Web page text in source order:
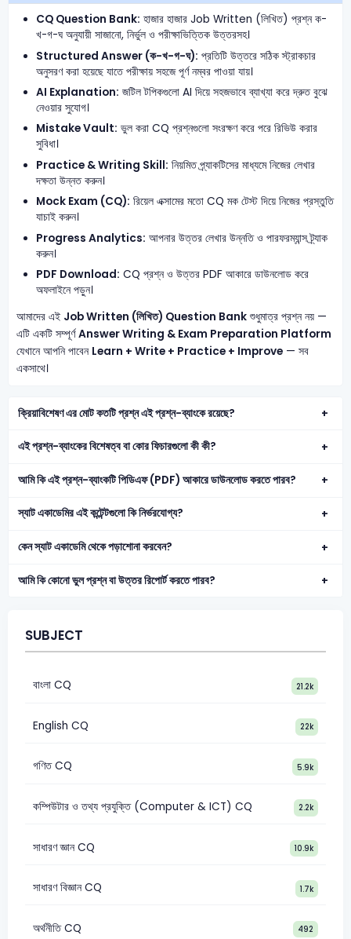
CQ Question Bank: হাজার হাজার Job Written (লিখিত) প্রশ্ন ক-
খ-গ-ঘ অনুযায়ী সাজানো, নির্ভুল ও পরীক্ষাভিত্তিক উত্তরসহ।
Structured Answer (ক-খ-গ-ঘ): প্রতিটি উত্তরে সঠিক স্ট্রাকচার
অনুসরণ করা হয়েছে যাতে পরীক্ষায় সহজে পূর্ণ নম্বর পাওয়া যায়।
AI Explanation: জটিল টপিকগুলো AI দিয়ে সহজভাবে ব্যাখ্যা করে দ্রুত বুঝে
নেওয়ার সুযোগ।
Mistake Vault: ভুল করা CQ প্রশ্নগুলো সংরক্ষণ করে পরে রিভিউ করার
সুবিধা।
Practice & Writing Skill: নিয়মিত প্র্যাকটিসের মাধ্যমে নিজের লেখার
দক্ষতা উন্নত করুন।
Mock Exam (CQ): রিয়েল এক্সামের মতো CQ মক টেস্ট দিয়ে নিজের প্রস্তুতি
যাচাই করুন।
Progress Analytics: আপনার উত্তর লেখার উন্নতি ও পারফরম্যান্স ট্র্যাক
করুন।
PDF Download: CQ প্রশ্ন ও উত্তর PDF আকারে ডাউনলোড করে
অফলাইনে পড়ুন।
আমাদের এই Job Written (লিখিত) Question Bankশুধুমাত্র প্রশ্ন নয় —
এটি একটি সম্পূর্ণAnswer Writing & Exam Preparation Platform
যেখানে আপনি পাবেন Learn + Write + Practice + Improve— সব
একসাথে।
ক্রিয়াবিশেষণ এর মোট কতটি প্রশ্ন এই প্রশ্ন-ব্যাংকে রয়েছে?
এই প্রশ্ন-ব্যাংকের বিশেষত্ব বা কোর ফিচারগুলো কী কী?
আমি কি এই প্রশ্ন-ব্যাংকটি পিডিএফ (PDF) আকারে ডাউনলোড করতে পারব?
স্যাট একাডেমির এই কন্টেন্টগুলো কি নির্ভরযোগ্য?
কেন স্যাট একাডেমি থেকে পড়াশোনা করবেন?
আমি কি কোনো ভুল প্রশ্ন বা উত্তর রিপোর্ট করতে পারব?
SUBJECT
বাংলা CQ 21.2k
English CQ 22k
গণিত CQ 5.9k
কম্পিউটার ও তথ্য প্রযুক্তি (Computer & ICT) CQ 2.2k
সাধারণ জ্ঞান CQ 10.9k
সাধারণ বিজ্ঞান CQ 1.7k
অর্থনীতি CQ 492